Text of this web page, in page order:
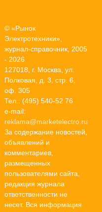
© «Рынок
Электротехники»,
журнал-справочник, 2005
- 2026
127018, г. Москва, ул.
Полковая, д. 3, стр. 6,
оф. 305
Тел.: (495) 540-52 76
e-mail:
reklama@marketelectro.ru
За содержание новостей,
объявлений и
комментариев,
размещенных
пользователями сайта,
редакция журнала
ответственности не
несет. Вся информация